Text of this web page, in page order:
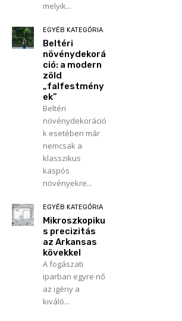
melyik...
EGYÉB KATEGÓRIA
Beltéri
növénydekorá
ció: a modern
zöld
„falfestmény
ek”
Beltéri
növénydekoráció
k esetében már
nemcsak a
klasszikus
kaspós
növényekre...
EGYÉB KATEGÓRIA
Mikroszkopiku
s precizitás
az Arkansas
kövekkel
A fogászati
iparban egyre nő
az igény a
kiváló...